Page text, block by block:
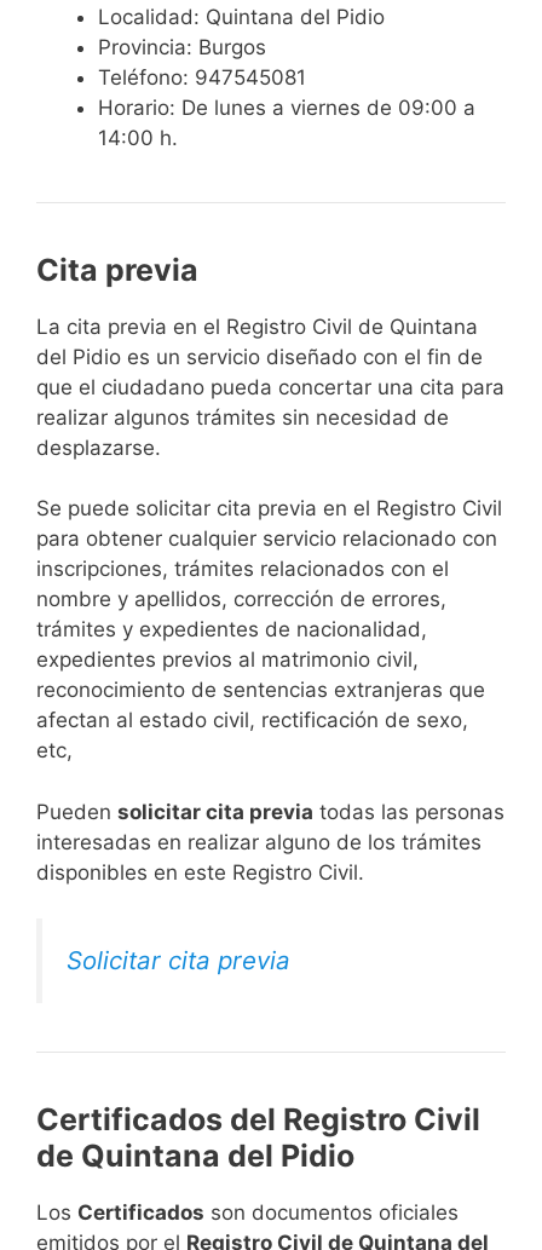
Localidad: Quintana del Pidio
Provincia: Burgos
Teléfono: 947545081
Horario: De lunes a viernes de 09:00 a
14:00 h.
Cita previa
​​​​​​​​​​​​​​​​​​​​​​​​​​​​La cita previa en el Registro Civil de Quintana
del Pidio es un servicio diseñado con el fin de
que el ciudadano pueda concertar una cita para
realizar algunos trámites sin necesidad de
desplazarse.​
Se puede solicitar cita previa en el Registro Civil
para obtener cualquier servicio relacionado con
inscripciones, trámites relacionados con el
nombre y apellidos, corrección de errores,
trámites y expedientes de nacionalidad,
expedientes previos al matrimonio civil,
reconocimiento de sentencias extranjeras que
afectan al estado civil, rectificación de sexo,
etc,
​Pueden solicitar cita previa todas las personas
interesadas en realizar alguno de los trámites
disponibles en este Registro Civil.​
Solicitar cita previa
Certificados del Registro Civil
de Quintana del Pidio
Los Certificados son documentos oficiales
emitidos por el Registro Civil de Quintana del